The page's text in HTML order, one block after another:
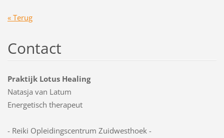
« Terug
Contact
Praktijk Lotus Healing
Natasja van Latum
Energetisch therapeut
- Reiki Opleidingscentrum Zuidwesthoek -